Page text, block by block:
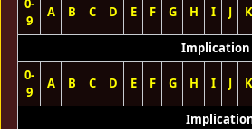
0-
9
A B C D E F G H I J K
Implication
0-
9
A B C D E F G H I J K